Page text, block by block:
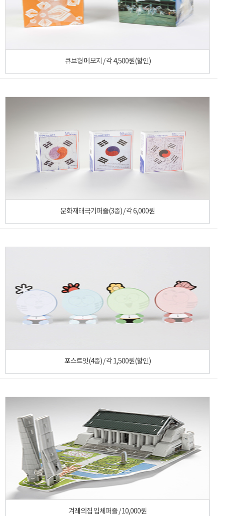
큐브형 메모지 / 각 4,500원(할인)
문화재태극기퍼즐(3종) / 각 6,000원
포스트잇(4종) / 각 1,500원(할인)
겨레의집 입체퍼즐 / 10,000원